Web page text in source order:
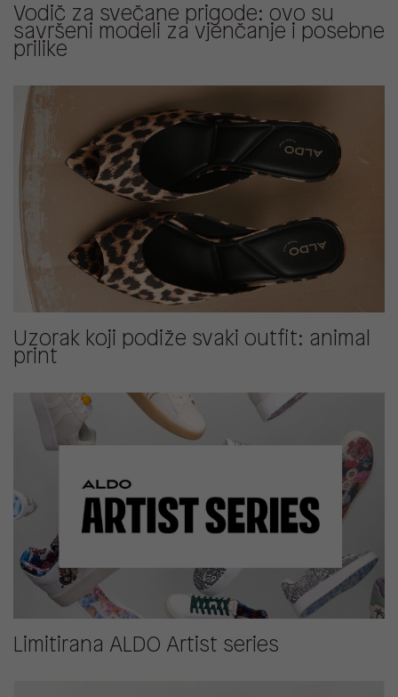
Vodič za svečane prigode: ovo su
savršeni modeli za vjenčanje i posebne
prilike
Uzorak koji podiže svaki outfit: animal
print
Limitirana ALDO Artist series